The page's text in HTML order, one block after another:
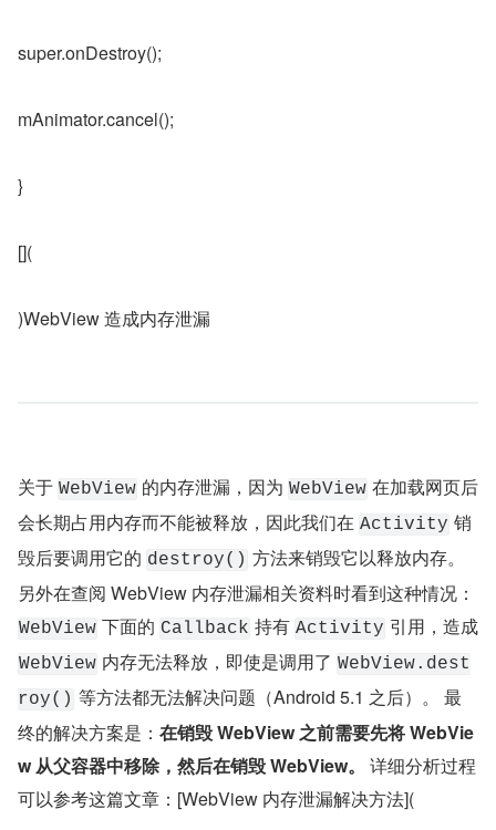
super.onDestroy();
mAnimator.cancel();
}
[](
)WebView 造成内存泄漏
关于 WebView 的内存泄漏，因为 WebView 在加载网页后
会长期占用内存而不能被释放，因此我们在 Activity 销
毁后要调用它的 destroy() 方法来销毁它以释放内存。
WebView 下面的 Callback 持有 Activity
WebView 内存无法释放，即使是调用了 WebView.dest
roy() 等方法都无法解决问题（Android 5.1 之后）。 最
终的解决方案是： 在销毁 WebView 之前需要先将 WebVie
w 从父容器中移除，然后在销毁 WebView。
详细分析过程
可以参考这篇文章：[WebView 内存泄漏解决方法](